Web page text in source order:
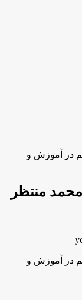
در آموزش و
منتظر
در آموزش و